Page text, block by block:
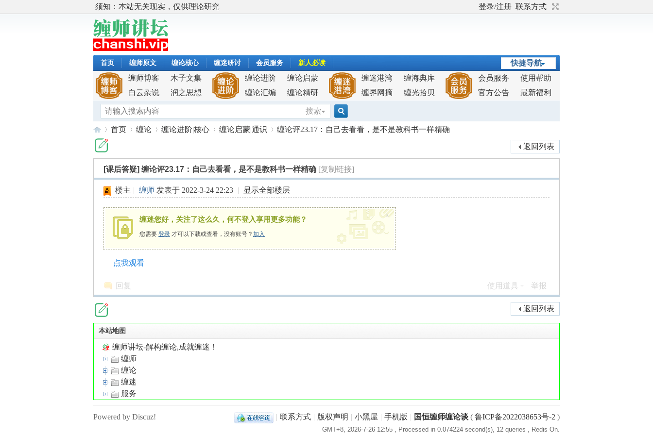
须知：本站无关现实，仅供理论研究 登录/注册 联系方式
快捷导航
首页 缠师原文 缠论核心 缠迷研讨 会员服务 新人必读
缠师博客
木子文集
白云杂说
润之思想
缠论进阶
缠论启蒙
缠论汇编
缠论精研
缠迷港湾
缠海典库
缠界网摘
缠光拾贝
会员服务
使用帮助
官方公告
最新福利
搜索
搜
索
首页
›
缠论
›
缠论进阶|核心
›
缠论启蒙|通识
›
缠论评23.17：自己去看看，是不是教科书一样精确
返回列表
[课后答疑] 缠论评23.17：自己去看看，是不是教科书一样精确 [复制链接]
楼主 | 缠师 发表于 2022-3-24 22:23 | 显示全部楼层
缠迷您好，关注了这么久，何不登入享用更多功能？
您需要 登录 才可以下载或查看，没有账号？ 加入
x
点我观看
回复 使用道具 举报
返回列表
本站地图
缠师讲坛-解构缠论,成就缠迷！
缠师
缠论
缠迷
服务
| 联系方式 | 版权声明 | 小黑屋 | 手机版 | 国恒缠师缠论谈 ( 鲁ICP备2022038653号-2 )
GMT+8, 2026-7-26 12:55 , Processed in 0.074224 second(s), 12 queries , Redis On.
Powered by Discuz!